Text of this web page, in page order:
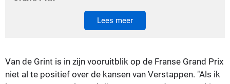
Lees meer
Van de Grint is in zijn vooruitblik op de Franse Grand Prix
niet al te positief over de kansen van Verstappen. "Als ik